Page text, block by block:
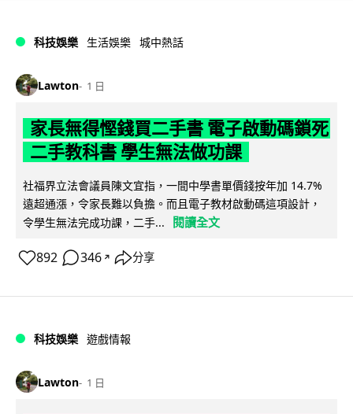
科技娛樂 生活娛樂 城中熱話
Lawton 1 日
家長無得慳錢買二手書 電子啟動碼鎖死
二手教科書 學生無法做功課
社福界立法會議員陳文宜指，一間中學書單價錢按年加 14.7%
遠超通漲，令家長難以負擔。而且電子教材啟動碼這項設計，
令學生無法完成功課，二手...
閱讀全文
892 346 ↗ 分享
科技娛樂 遊戲情報
Lawton 1 日